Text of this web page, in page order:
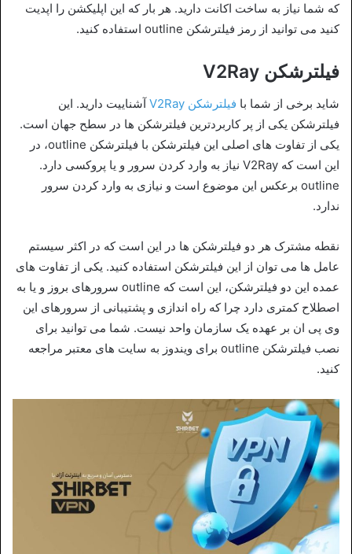
که شما نیاز به ساخت اکانت دارید. هر بار که این اپلیکشن را اپدیت
کنید می توانید از رمز فیلترشکن outline استفاده کنید.
فیلترشکن V2Ray
شاید برخی از شما با فیلترشکن V2Ray
آشناییت دارید. این
فیلترشکن یکی از پر کاربردترین فیلترشکن ها در سطح جهان است.
یکی از تفاوت های اصلی این فیلترشکن با فیلترشکن outline، در
این است که V2Ray نیاز به وارد کردن سرور و یا پروکسی دارد.
outline برعکس این موضوع است و نیازی به وارد کردن سرور
ندارد.
نقطه مشترک هر دو فیلترشکن ها در این است که در اکثر سیستم
عامل ها می توان از این فیلترشکن استفاده کنید. یکی از تفاوت های
عمده این دو فیلترشکن، این است که outline سرورهای بروز و یا به
اصطلاح کمتری دارد چرا که راه اندازی و پشتیبانی از سرورهای این
وی پی ان بر عهده یک سازمان واحد نیست. شما می توانید برای
نصب فیلترشکن outline برای ویندوز به سایت های معتبر مراجعه
کنید.